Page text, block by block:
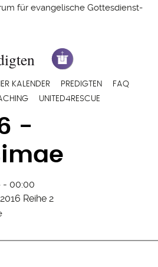
für evangelische Gottesdienst-
KALENDER PREDIGTEN
FAQ
UNITED4RESCUE
-
- 00:00
Reihe 2